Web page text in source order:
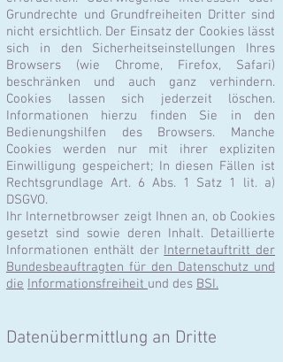
Grundrechte und Grundfreiheiten Dritter sind
nicht ersichtlich. Der Einsatz der Cookies lässt
sich in den Sicherheitseinstellungen Ihres
Browsers (wie Chrome, Firefox, Safari)
beschränken und auch ganz verhindern.
Cookies lassen sich jederzeit löschen.
Informationen hierzu finden Sie in den
Bedienungshilfen des Browsers. Manche
Cookies werden nur mit ihrer expliziten
Einwilligung gespeichert; In diesen Fällen ist
Rechtsgrundlage Art. 6 Abs. 1 Satz 1 lit. a)
DSGVO.
Ihr Internetbrowser zeigt Ihnen an, ob Cookies
gesetzt sind sowie deren Inhalt. Detaillierte
Informationen enthält der Internetauftritt der
Bundesbeauftragten für den Datenschutz und
die Informationsfreiheit und des BSI.
Datenübermittlung an Dritte